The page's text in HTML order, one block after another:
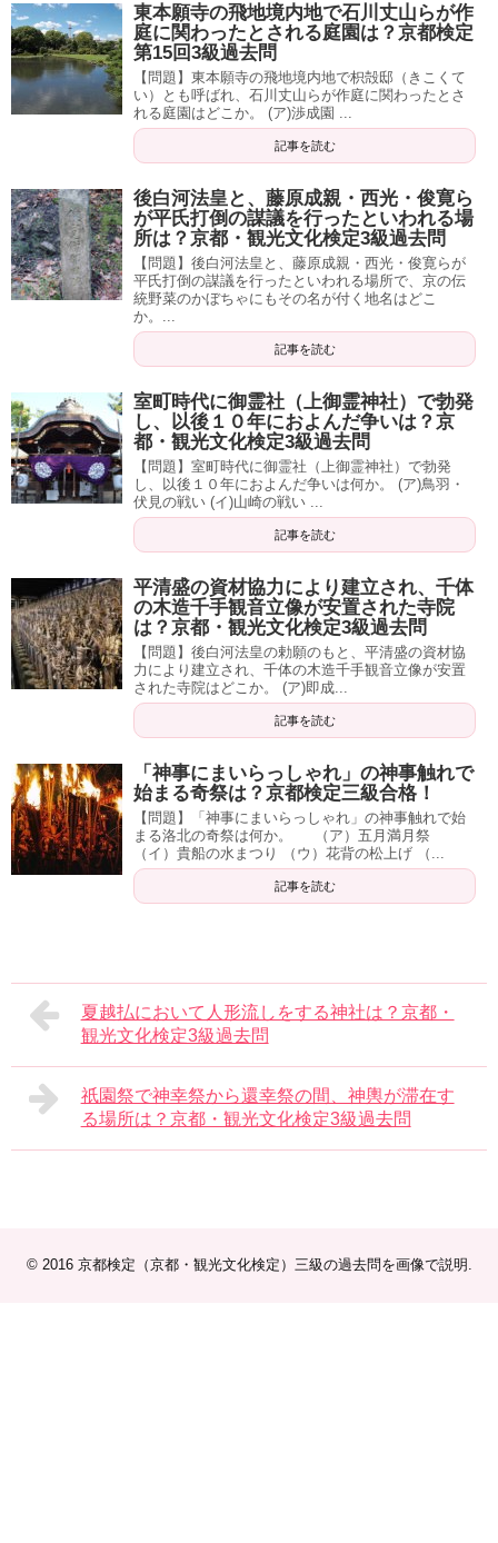
東本願寺の飛地境内地で石川丈山らが作
庭に関わったとされる庭園は？京都検定
第15回3級過去問
【問題】東本願寺の飛地境内地で枳殻邸（きこくて
い）とも呼ばれ、石川丈山らが作庭に関わったとさ
れる庭園はどこか。 (ア)渉成園 ...
記事を読む
後白河法皇と、藤原成親・西光・俊寛ら
が平氏打倒の謀議を行ったといわれる場
所は？京都・観光文化検定3級過去問
【問題】後白河法皇と、藤原成親・西光・俊寛らが
平氏打倒の謀議を行ったといわれる場所で、京の伝
統野菜のかぼちゃにもその名が付く地名はどこ
か。...
記事を読む
室町時代に御霊社（上御霊神社）で勃発
し、以後１０年におよんだ争いは？京
都・観光文化検定3級過去問
【問題】室町時代に御霊社（上御霊神社）で勃発
し、以後１０年におよんだ争いは何か。 (ア)鳥羽・
伏見の戦い (イ)山崎の戦い ...
記事を読む
平清盛の資材協力により建立され、千体
の木造千手観音立像が安置された寺院
は？京都・観光文化検定3級過去問
【問題】後白河法皇の勅願のもと、平清盛の資材協
力により建立され、千体の木造千手観音立像が安置
された寺院はどこか。 (ア)即成...
記事を読む
「神事にまいらっしゃれ」の神事触れで
始まる奇祭は？京都検定三級合格！
【問題】「神事にまいらっしゃれ」の神事触れで始
まる洛北の奇祭は何か。 （ア）五月満月祭
（イ）貴船の水まつり （ウ）花背の松上げ （...
記事を読む
夏越払において人形流しをする神社は？京都・
観光文化検定3級過去問
祇園祭で神幸祭から還幸祭の間、神輿が滞在す
る場所は？京都・観光文化検定3級過去問
© 2016 京都検定（京都・観光文化検定）三級の過去問を画像で説明